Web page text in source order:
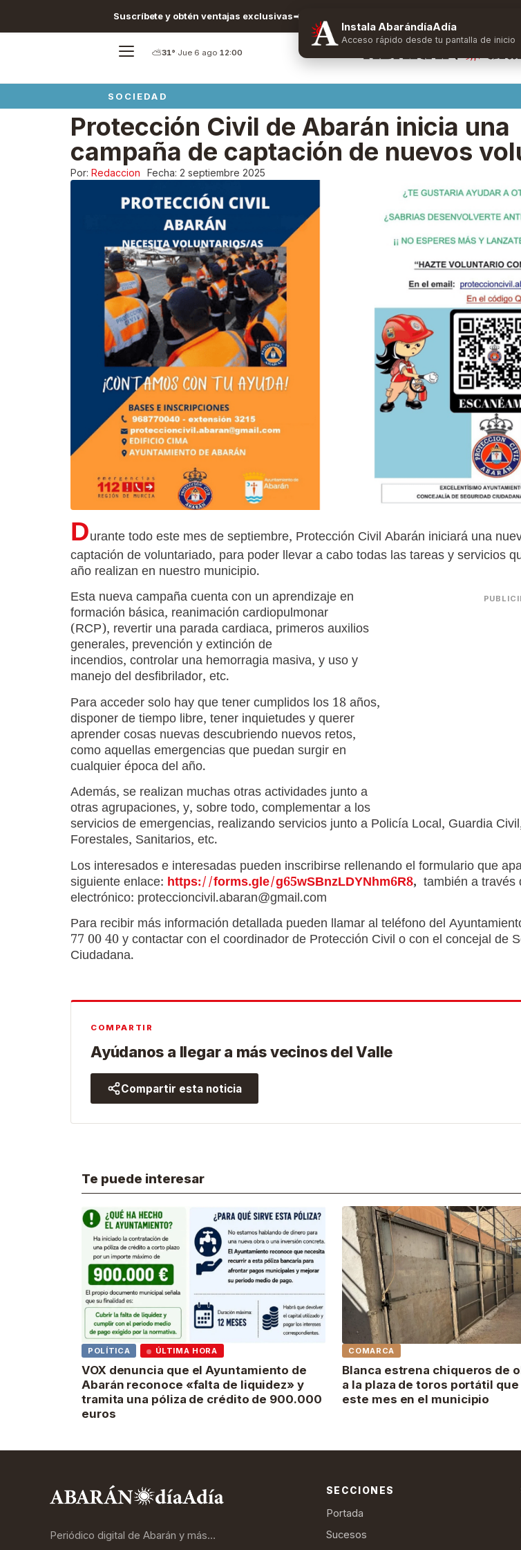
Suscríbete y obtén ventajas exclusivas
⛅31°·Jue 6 ago·12:00
SOCIEDAD
Protección Civil de Abarán inicia una
campaña de captación de nuevos
Por: Redaccion Fecha: 2 septiembre 2025
Durante todo este mes de septiembre, Protección Civil Abarán iniciará una
captación de voluntariado, para poder llevar a cabo todas las tareas y servicios
año realizan en nuestro municipio.
Esta nueva campaña cuenta con un aprendizaje en
formación básica, reanimación cardiopulmonar
(RCP), revertir una parada cardiaca, primeros auxilios
generales, prevención y extinción de
incendios, controlar una hemorragia masiva, y uso y
manejo del desfibrilador, etc.
Para acceder solo hay que tener cumplidos los 18 años,
disponer de tiempo libre, tener inquietudes y querer
aprender cosas nuevas descubriendo nuevos retos,
como aquellas emergencias que puedan surgir en
cualquier época del año.
Además, se realizan muchas otras actividades junto a
otras agrupaciones, y, sobre todo, complementar a los
servicios de emergencias, realizando servicios junto a Policía Local, Guardia
Forestales, Sanitarios, etc.
Los interesados e interesadas pueden inscribirse rellenando el formulario que
siguiente enlace: https://forms.gle/g65wSBnzLDYNhm6R8, también a través
electrónico: proteccioncivil.abaran@gmail.com
Para recibir más información detallada pueden llamar al teléfono del
77 00 40 y contactar con el coordinador de Protección Civil o con el concejal de
Ciudadana.
COMPARTIR
Ayúdanos a llegar a más vecinos del Valle
Compartir esta noticia
Te puede interesar
POLÍTICA ÚLTIMA HORA
VOX denuncia que el Ayuntamiento de
Abarán reconoce «falta de liquidez» y
tramita una póliza de crédito de 900.000
euros
COMARCA
Blanca estrena chiqueros de
a la plaza de toros portátil
este mes en el municipio
Periódico digital de Abarán y más…
SECCIONES
Portada
Sucesos
Instala AbarándíaAdía
Acceso rápido desde tu pantalla de inicio